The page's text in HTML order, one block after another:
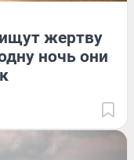
жертву
ночь они